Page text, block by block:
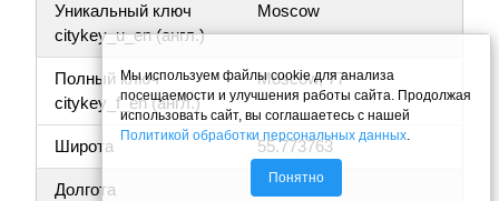
Уникальный ключ
citykey_u_en (англ.)
Moscow
Полный ключ
citykey_f_en (англ.)
Moscow, 77
Широта 55.773763
Долгота
Мы используем файлы cookie для анализа
посещаемости и улучшения работы сайта. Продолжая
использовать сайт, вы соглашаетесь с нашей
Политикой обработки персональных данных.
Понятно